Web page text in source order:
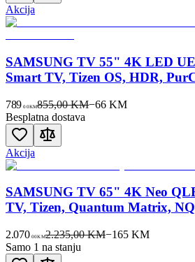
Akcija
SAMSUNG TV 55" 4K LED
Smart TV, Tizen OS, HDR,
789 00KM855,00 KM−66 KM
Besplatna dostava
Akcija
SAMSUNG TV 65" 4K Neo
TV, Tizen, Quantum Matrix,
2.070 00KM2.235,00 KM−165KM
Samo 1 na stanju